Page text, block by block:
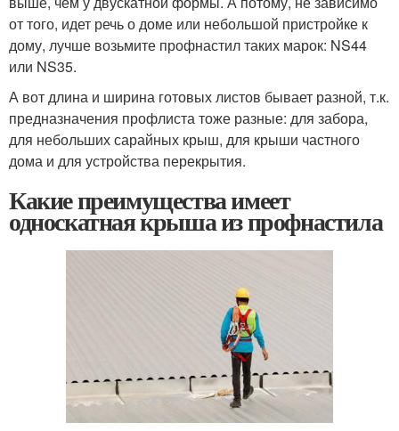
от того, идет речь о доме или небольшой пристройке к
дому, лучше возьмите профнастил таких марок: NS44
или NS35.
А вот длина и ширина готовых листов бывает разной, т.к.
предназначения профлиста тоже разные: для забора,
для небольших сарайных крыш, для крыши частного
дома и для устройства перекрытия.
Какие преимущества имеет
односкатная крыша из профнастила